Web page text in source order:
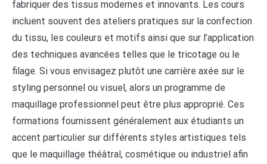
fabriquer des tissus modernes et innovants. Les cours
incluent souvent des ateliers pratiques sur la confection
du tissu, les couleurs et motifs ainsi que sur l’application
des techniques avancées telles que le tricotage ou le
filage. Si vous envisagez plutôt une carrière axée sur le
styling personnel ou visuel, alors un programme de
maquillage professionnel peut être plus approprié. Ces
formations fournissent généralement aux étudiants un
accent particulier sur différents styles artistiques tels
que le maquillage théâtral, cosmétique ou industriel afin